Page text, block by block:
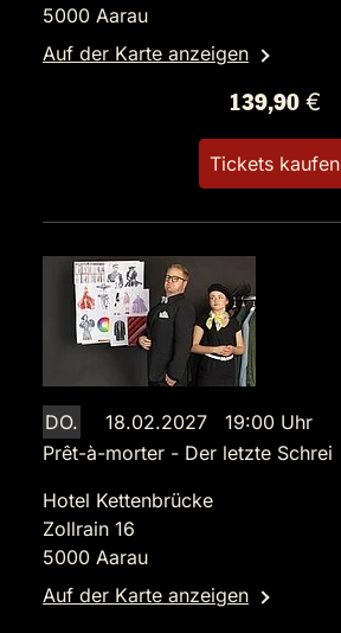
5000 Aarau
Auf der Karte anzeigen
139,90 €
Tickets kaufen
DO.
18.02.2027 19:00 Uhr
Prêt-à-morter - Der letzte Schrei
Hotel Kettenbrücke
Zollrain 16
5000 Aarau
Auf der Karte anzeigen